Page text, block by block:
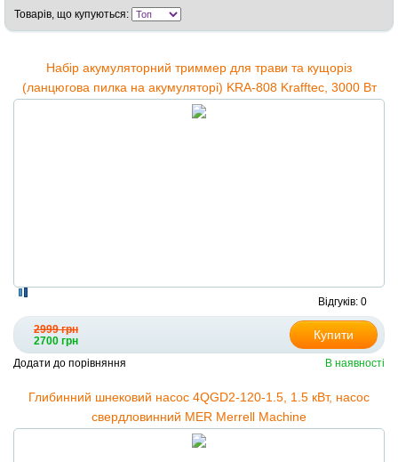
Товарів, що купуються:
Набір акумуляторний триммер для трави та кущоріз
(ланцюгова пилка на акумуляторі) KRA-808 Krafftec, 3000 Вт
Відгуків: 0
2999 грн
2700 грн
Купити
Додати до порівняння В наявності
Глибинний шнековий насос 4QGD2-120-1.5, 1.5 кВт, насос
свердловинний MER Merrell Machine